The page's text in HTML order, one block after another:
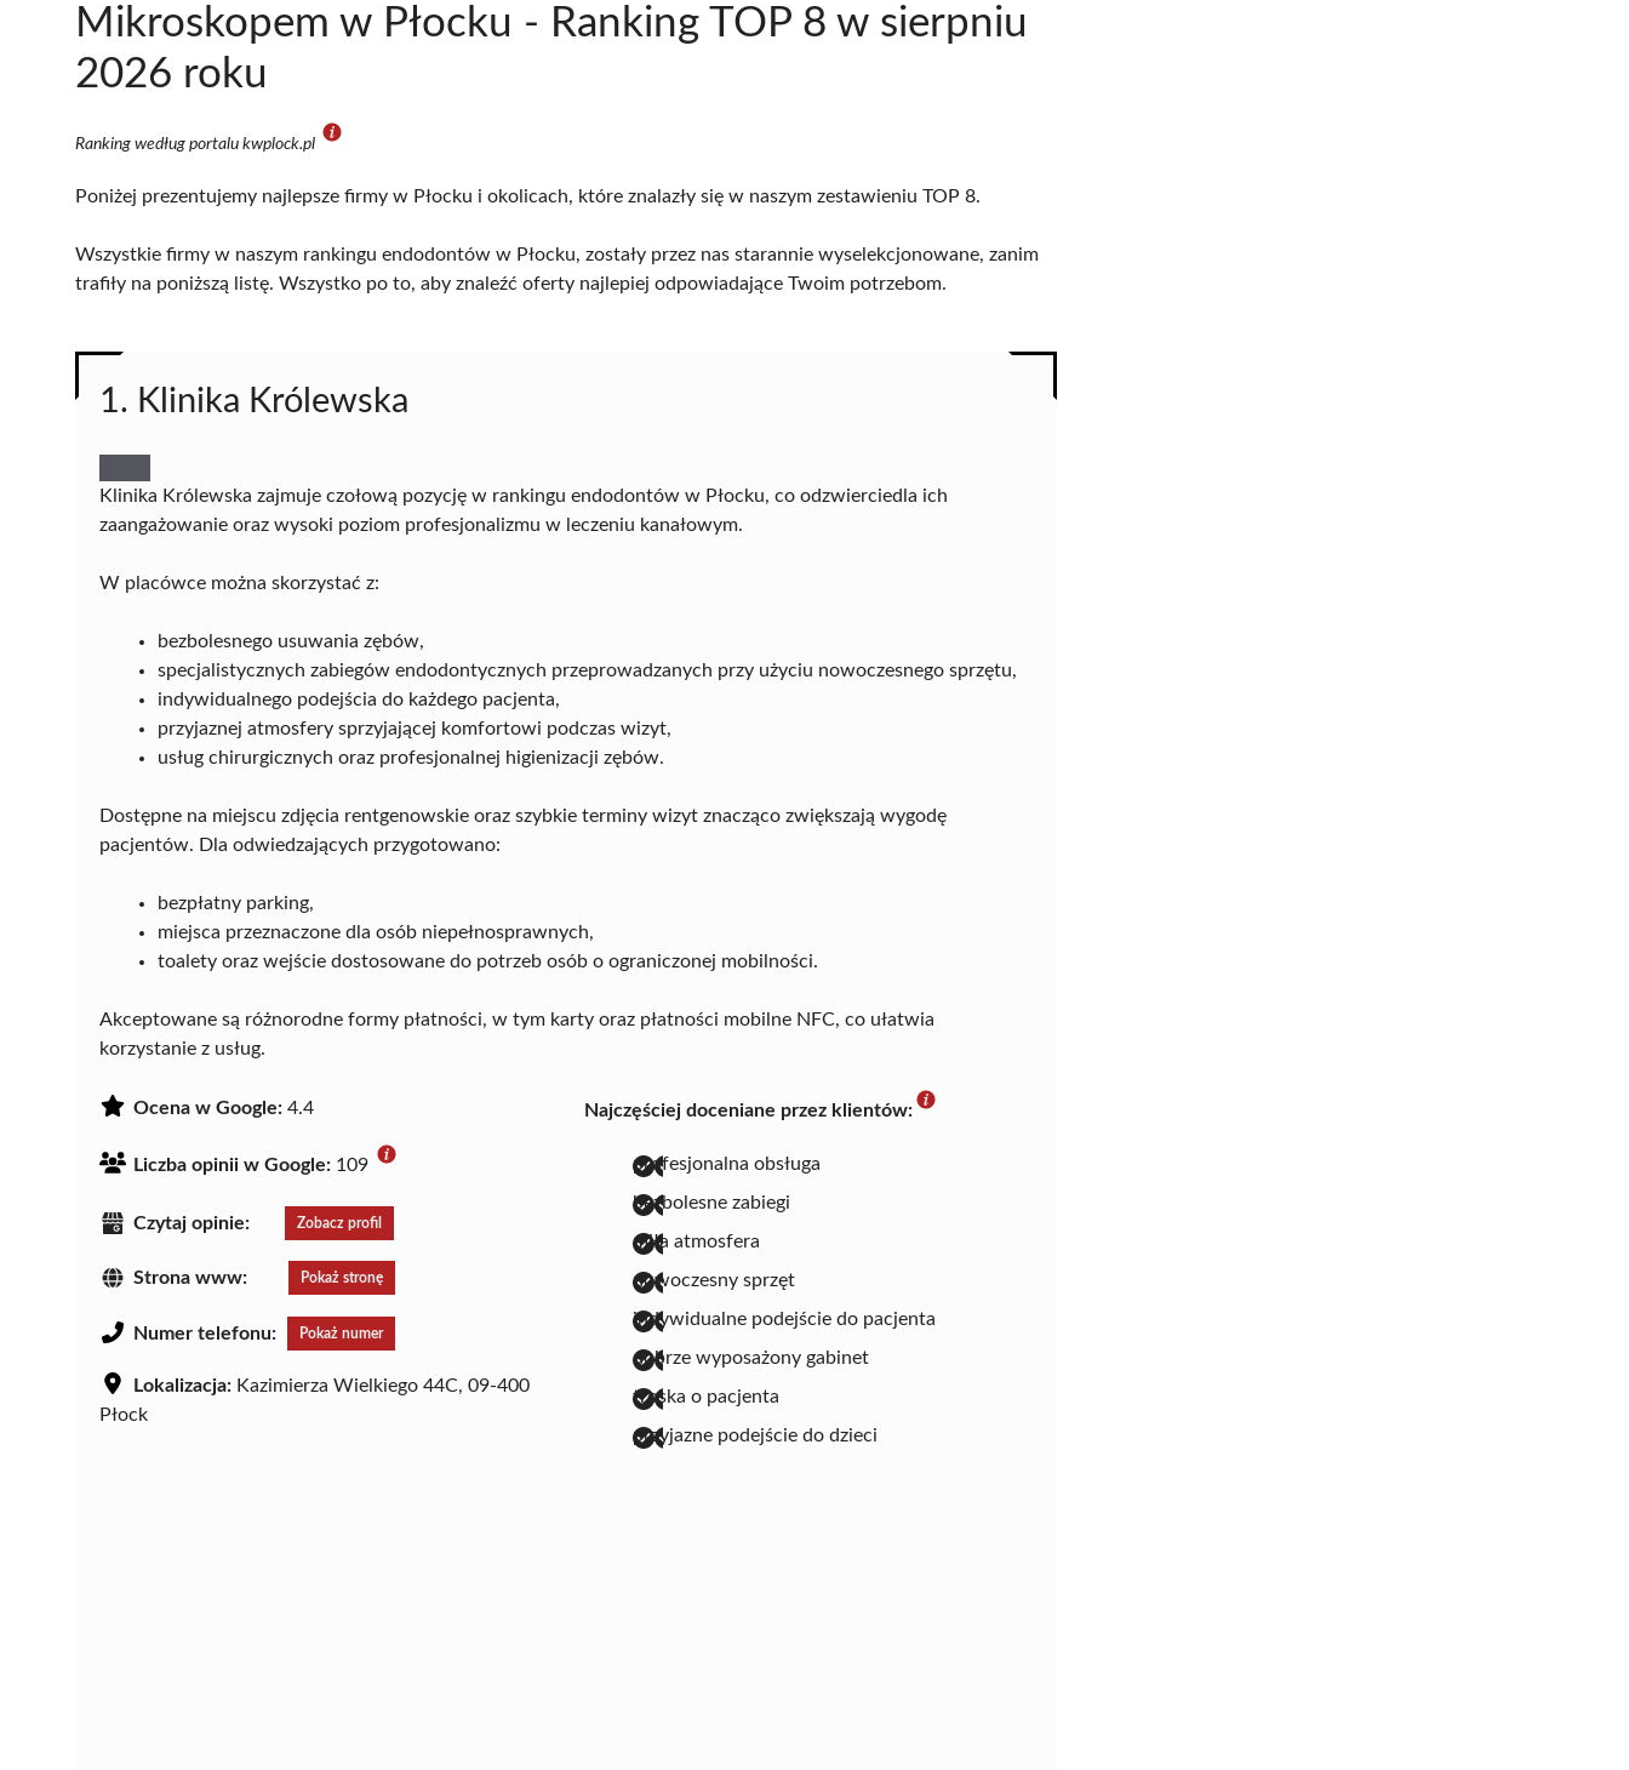
Mikroskopem w Płocku - Ranking TOP 8 w sierpniu
2026 roku
Ranking według portalu kwplock.pl
Poniżej prezentujemy najlepsze firmy w Płocku i okolicach, które znalazły się w naszym zestawieniu TOP 8.
Wszystkie firmy w naszym rankingu endodontów w Płocku, zostały przez nas starannie wyselekcjonowane, zanim
trafiły na poniższą listę. Wszystko po to, aby znaleźć oferty najlepiej odpowiadające Twoim potrzebom.
1. Klinika Królewska
Klinika Królewska zajmuje czołową pozycję w rankingu endodontów w Płocku, co odzwierciedla ich
zaangażowanie oraz wysoki poziom profesjonalizmu w leczeniu kanałowym.
W placówce można skorzystać z:
bezbolesnego usuwania zębów,
specjalistycznych zabiegów endodontycznych przeprowadzanych przy użyciu nowoczesnego sprzętu,
indywidualnego podejścia do każdego pacjenta,
przyjaznej atmosfery sprzyjającej komfortowi podczas wizyt,
usług chirurgicznych oraz profesjonalnej higienizacji zębów.
Dostępne na miejscu zdjęcia rentgenowskie oraz szybkie terminy wizyt znacząco zwiększają wygodę
pacjentów. Dla odwiedzających przygotowano:
bezpłatny parking,
miejsca przeznaczone dla osób niepełnosprawnych,
toalety oraz wejście dostosowane do potrzeb osób o ograniczonej mobilności.
Akceptowane są różnorodne formy płatności, w tym karty oraz płatności mobilne NFC, co ułatwia
korzystanie z usług.
Ocena w Google: 4.4
Liczba opinii w Google: 109
Czytaj opinie: Zobacz profil
Strona www: Pokaż stronę
Numer telefonu: Pokaż numer
Lokalizacja: Kazimierza Wielkiego 44C, 09-400
Płock
Najczęściej doceniane przez klientów:
profesjonalna obsługa
bezbolesne zabiegi
miła atmosfera
nowoczesny sprzęt
indywidualne podejście do pacjenta
dobrze wyposażony gabinet
troska o pacjenta
przyjazne podejście do dzieci